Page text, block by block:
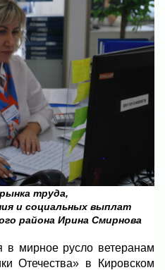
труда,
и социальных выплат
района Ирина Смирнова
в мирное русло ветеранам
Отечества» в Кировском